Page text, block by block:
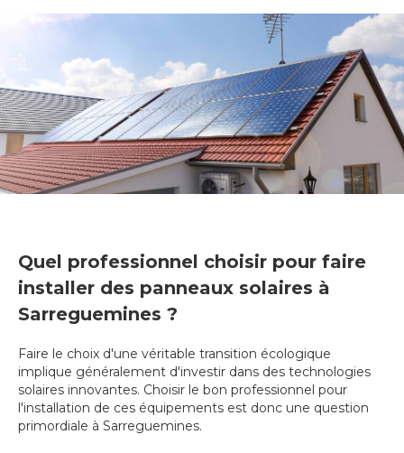
Quel professionnel choisir pour faire
installer des panneaux solaires à
Sarreguemines ?
Faire le choix d'une véritable transition écologique
implique généralement d'investir dans des technologies
solaires innovantes. Choisir le bon professionnel pour
l'installation de ces équipements est donc une question
primordiale à Sarreguemines.